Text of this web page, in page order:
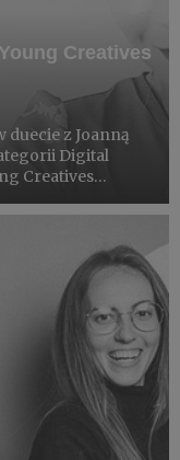
Creatives
duecie z Joanną
Digital
Creatives
The Mustard,